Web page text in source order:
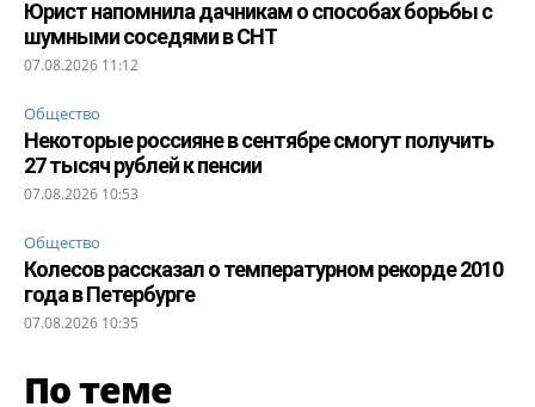
Юрист напомнила дачникам о способах борьбы с
шумными соседями в СНТ
07.08.2026 11:12
Общество
Некоторые россияне в сентябре смогут получить
27 тысяч рублей к пенсии
07.08.2026 10:53
Общество
Колесов рассказал о температурном рекорде 2010
года в Петербурге
07.08.2026 10:35
По теме